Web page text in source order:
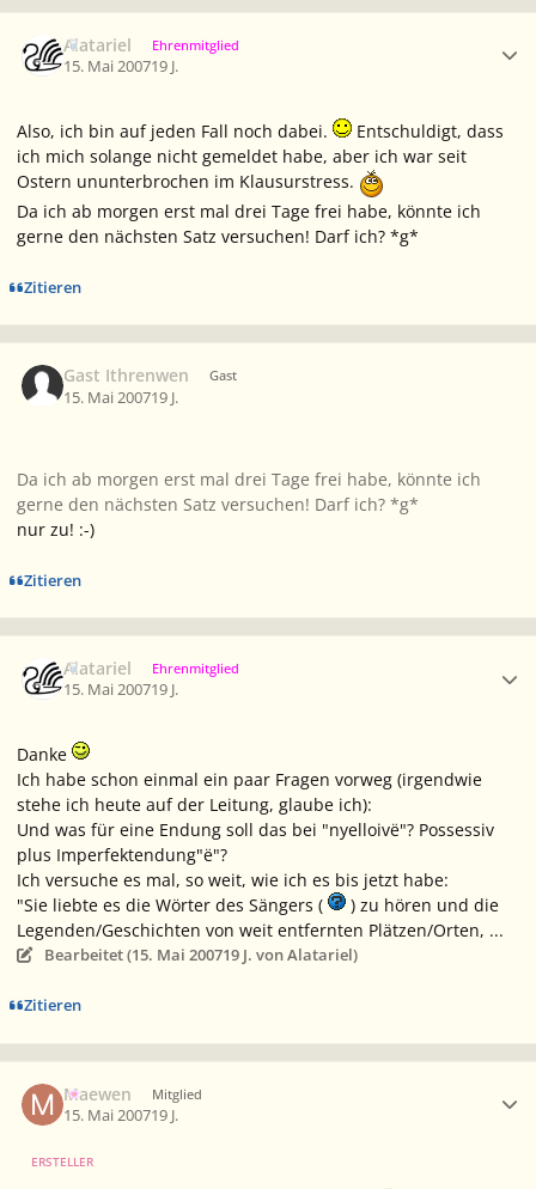
Alatariel Ehrenmitglied
15. Mai 200719 J.
Also, ich bin auf jeden Fall noch dabei.
Entschuldigt, dass
ich mich solange nicht gemeldet habe, aber ich war seit
Ostern ununterbrochen im Klausurstress.
Da ich ab morgen erst mal drei Tage frei habe, könnte ich
gerne den nächsten Satz versuchen! Darf ich? *g*
Zitieren
Gast Ithrenwen Gast
15. Mai 200719 J.
Da ich ab morgen erst mal drei Tage frei habe, könnte ich
gerne den nächsten Satz versuchen! Darf ich? *g*
nur zu! :-)
Zitieren
Alatariel Ehrenmitglied
15. Mai 200719 J.
Danke
Ich habe schon einmal ein paar Fragen vorweg (irgendwie
stehe ich heute auf der Leitung, glaube ich):
Und was für eine Endung soll das bei "nyelloivë"? Possessiv
plus Imperfektendung"ë"?
Ich versuche es mal, so weit, wie ich es bis jetzt habe:
"Sie liebte es die Wörter des Sängers (
) zu hören und die
Legenden/Geschichten von weit entfernten Plätzen/Orten, ...
Bearbeitet (15. Mai 200719 J. von Alatariel)
Zitieren
Maewen Mitglied
15. Mai 200719 J.
ERSTELLER